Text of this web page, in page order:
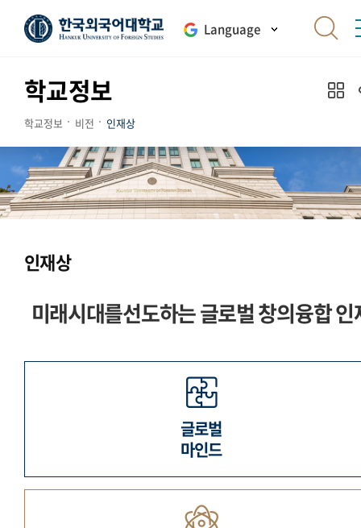
Language
학교정보
학교정보 비전 인재상
인재상
미래시대를선도하는 글로벌 창의융합 인
글로벌
마인드